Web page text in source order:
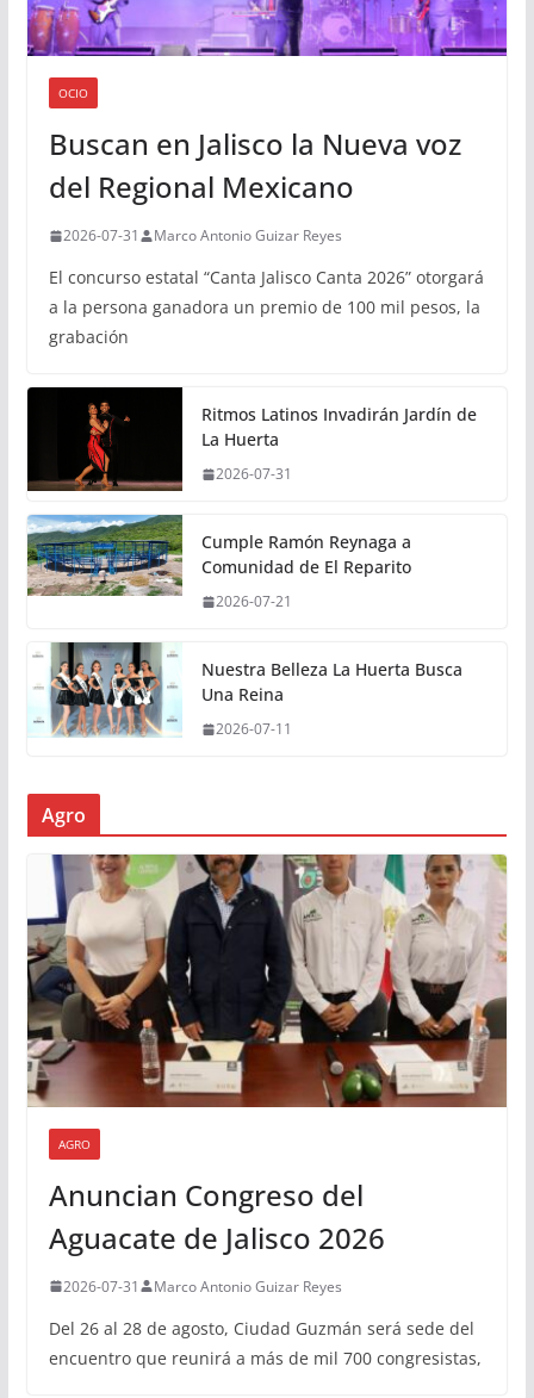
OCIO
Buscan en Jalisco la Nueva voz
del Regional Mexicano
2026-07-31 Marco Antonio Guizar Reyes
El concurso estatal “Canta Jalisco Canta 2026” otorgará
a la persona ganadora un premio de 100 mil pesos, la
grabación
Ritmos Latinos Invadirán Jardín de
La Huerta
2026-07-31
Cumple Ramón Reynaga a
Comunidad de El Reparito
2026-07-21
Nuestra Belleza La Huerta Busca
Una Reina
2026-07-11
Agro
AGRO
Anuncian Congreso del
Aguacate de Jalisco 2026
2026-07-31 Marco Antonio Guizar Reyes
Del 26 al 28 de agosto, Ciudad Guzmán será sede del
encuentro que reunirá a más de mil 700 congresistas,